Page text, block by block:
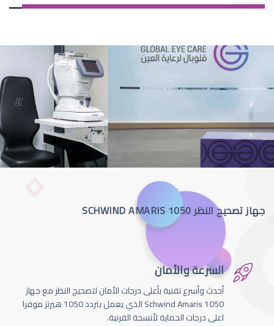
جهاز تصحيح النظر SCHWIND AMARIS 1050
السرعة والأمان
أحدث وأسرع تقنية بأعلى درجات الأمان لتصحيج النظر مع جهاز
Schwind Amaris 1050 الذي يعمل بتردد 1050 هيرتز موفرا
اعلى درجات الحماية لأنسجة القرنية.